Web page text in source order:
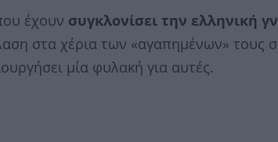
έχουν συγκλονίσει την ελληνική
στα χέρια των «αγαπημένων» τους
μία φυλακή για αυτές.